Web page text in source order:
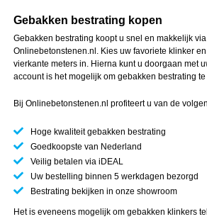
Gebakken bestrating kopen
Gebakken bestrating koopt u snel en makkelijk
Onlinebetonstenen.nl. Kies uw favoriete klinker
vierkante meters in. Hierna kunt u doorgaan met
account is het mogelijk om gebakken bestrating
Bij Onlinebetonstenen.nl profiteert u van de
Hoge kwaliteit gebakken bestrating
Goedkoopste van Nederland
Veilig betalen via iDEAL
Uw bestelling binnen 5 werkdagen bezorgd
Bestrating bekijken in onze showroom
Het is eveneens mogelijk om gebakken klinkers